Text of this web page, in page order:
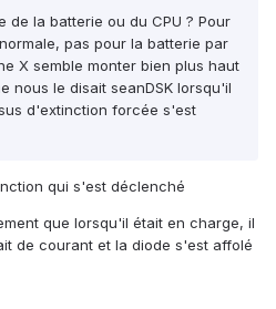
de la batterie ou du CPU ? Pour
pas pour la batterie par
X semble monter bien plus haut
nous le disait seanDSK lorsqu'il
d'extinction forcée s'est
qui s'est déclenché
que lorsqu'il était en charge, il
de courant et la diode s'est affolé